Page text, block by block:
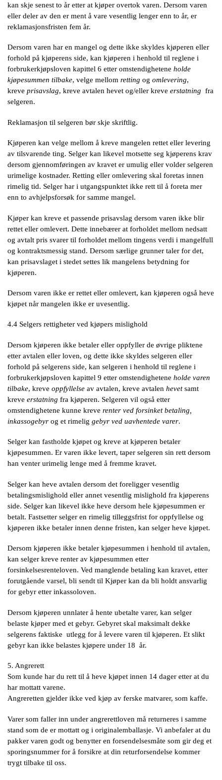
kan skje senest to år etter at kjøper overtok varen. Dersom varen
eller deler av den er ment å vare vesentlig lenger enn to år, er
reklamasjonsfristen fem år.
Dersom varen har en mangel og dette ikke skyldes kjøperen eller
forhold på kjøperens side, kan kjøperen i henhold til reglene i
forbrukerkjøpsloven kapittel 6 etter omstendighetene holde
kjøpesummen tilbake, velge mellom retting og omlevering,
kreve prisavslag, kreve avtalen hevet og/eller kreve erstatning fra
selgeren.
Reklamasjon til selgeren bør skje skriftlig.
Kjøperen kan velge mellom å kreve mangelen rettet eller levering
av tilsvarende ting. Selger kan likevel motsette seg kjøperens krav
dersom gjennomføringen av kravet er umulig eller volder selgeren
urimelige kostnader. Retting eller omlevering skal foretas innen
rimelig tid. Selger har i utgangspunktet ikke rett til å foreta mer
enn to avhjelpsforsøk for samme mangel.
Kjøper kan kreve et passende prisavslag dersom varen ikke blir
rettet eller omlevert. Dette innebærer at forholdet mellom nedsatt
og avtalt pris svarer til forholdet mellom tingens verdi i mangelfull
og kontraktsmessig stand. Dersom særlige grunner taler for det,
kan prisavslaget i stedet settes lik mangelens betydning for
kjøperen.
Dersom varen ikke er rettet eller omlevert, kan kjøperen også heve
kjøpet når mangelen ikke er uvesentlig.
4.4 Selgers rettigheter ved kjøpers mislighold
Dersom kjøperen ikke betaler eller oppfyller de øvrige pliktene
etter avtalen eller loven, og dette ikke skyldes selgeren eller
forhold på selgerens side, kan selgeren i henhold til reglene i
forbrukerkjøpsloven kapittel 9 etter omstendighetene holde varen
tilbake, kreve oppfyllelse av avtalen, kreve avtalen hevetsamt
kreve erstatning fra kjøperen. Selgeren vil også etter
omstendighetene kunne kreve renter ved forsinket betaling,
inkassogebyr og et rimelig gebyr ved uavhentede varer.
Selger kan fastholde kjøpet og kreve at kjøperen betaler
kjøpesummen. Er varen ikke levert, taper selgeren sin rett dersom
han venter urimelig lenge med å fremme kravet.
Selger kan heve avtalen dersom det foreligger vesentlig
betalingsmislighold eller annet vesentlig mislighold fra kjøperens
side. Selger kan likevel ikke heve dersom hele kjøpesummen er
betalt. Fastsetter selger en rimelig tilleggsfrist for oppfyllelse og
kjøperen ikke betaler innen denne fristen, kan selger heve kjøpet.
Dersom kjøperen ikke betaler kjøpesummen i henhold til avtalen,
kan selger kreve renter av kjøpesummen etter
forsinkelsesrenteloven. Ved manglende betaling kan kravet, etter
forutgående varsel, bli sendt til Kjøper kan da bli holdt ansvarlig
for gebyr etter inkassoloven.
Dersom kjøperen unnlater å hente ubetalte varer, kan selger
belaste kjøper med et gebyr. Gebyret skal maksimalt dekke
selgerens faktiske utlegg for å levere varen til kjøperen. Et slikt
gebyr kan ikke belastes kjøpere under 18 år.
5. Angrerett
Som kunde har du rett til å heve kjøpet innen 14 dager etter at du
har mottatt varene.
Angreretten gjelder ikke ved kjøp av ferske matvarer, som kaffe.
Varer som faller inn under angrerettloven må returneres i samme
stand som de er mottatt og i originalemballasje. Vi anbefaler at du
pakker varen godt og benytter en forsendelsesmåte som gir deg et
sporingsnummer for å forsikre at din returforsendelse kommer
trygt tilbake til oss.